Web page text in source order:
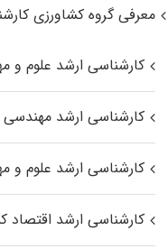
معرفی گروه کشاورزی
کارشناسی ارشد علوم و
کارشناسی ارشد مهندسی
کارشناسی ارشد علوم و
کارشناسی ارشد اقتصاد